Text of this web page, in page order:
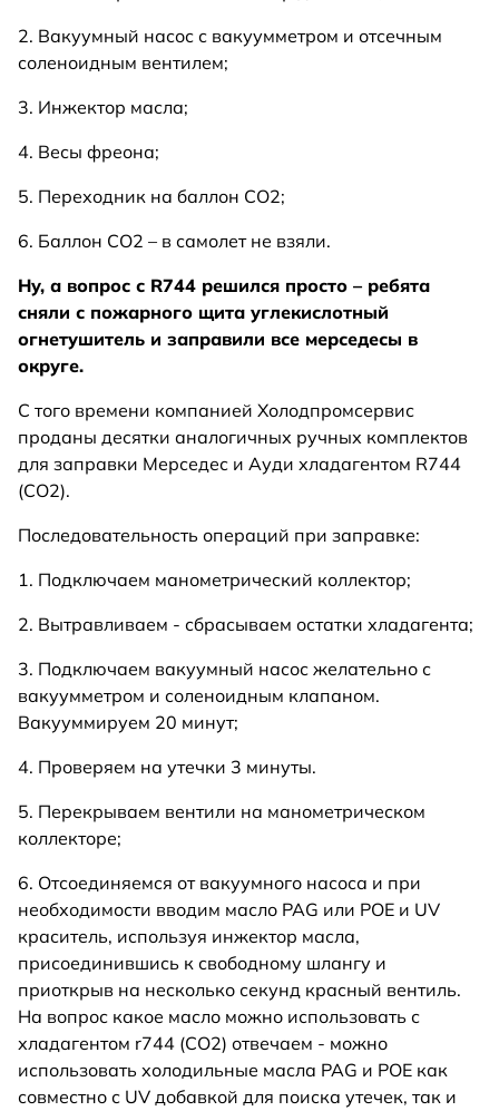
2. Вакуумный насос с вакуумметром и отсечным
соленоидным вентилем;
3. Инжектор масла;
4. Весы фреона;
5. Переходник на баллон СО2;
6. Баллон СО2 – в самолет не взяли.
Ну, а вопрос с R744 решился просто – ребята
сняли с пожарного щита углекислотный
огнетушитель и заправили все мерседесы в
округе.
С того времени компанией Холодпромсервис
проданы десятки аналогичных ручных комплектов
для заправки Мерседес и Ауди хладагентом R744
(СО2).
Последовательность операций при заправке:
1. Подключаем манометрический коллектор;
2. Вытравливаем - сбрасываем остатки хладагента;
3. Подключаем вакуумный насос желательно с
вакуумметром и соленоидным клапаном.
Вакууммируем 20 минут;
4. Проверяем на утечки 3 минуты.
5. Перекрываем вентили на манометрическом
коллекторе;
6. Отсоединяемся от вакуумного насоса и при
необходимости вводим масло PAG или POE и UV
краситель, используя инжектор масла,
присоединившись к свободному шлангу и
приоткрыв на несколько секунд красный вентиль.
На вопрос какое масло можно использовать с
хладагентом r744 (СО2) отвечаем - можно
использовать холодильные масла PAG и POE как
совместно с UV добавкой для поиска утечек, так и